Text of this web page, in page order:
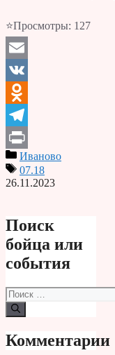
⭐Просмотры: 127
Email
VK
Odnoklassniki
Telegram
PrintИваново
07.18
26.11.2023
Поиск
бойца или
события
Поиск:
Комментарии